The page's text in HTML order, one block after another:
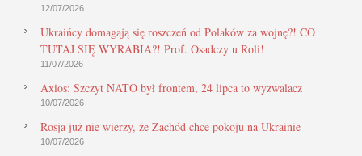
12/07/2026
Ukraińcy domagają się roszczeń od Polaków za wojnę?! CO
TUTAJ SIĘ WYRABIA?! Prof. Osadczy u Roli!
11/07/2026
Axios: Szczyt NATO był frontem, 24 lipca to wyzwalacz
10/07/2026
Rosja już nie wierzy, że Zachód chce pokoju na Ukrainie
10/07/2026